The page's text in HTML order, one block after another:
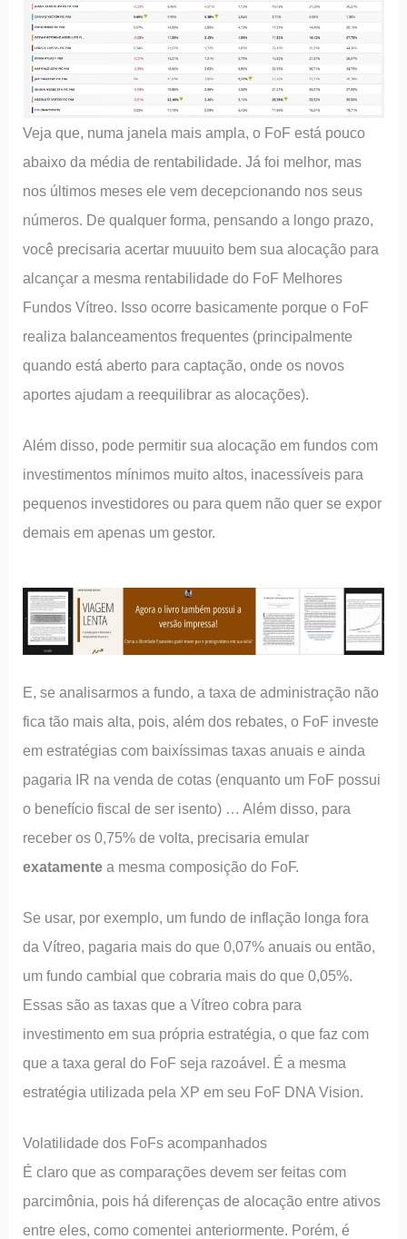
Veja que, numa janela mais ampla, o FoF está pouco
abaixo da média de rentabilidade. Já foi melhor, mas
nos últimos meses ele vem decepcionando nos seus
números. De qualquer forma, pensando a longo prazo,
você precisaria acertar muuuito bem sua alocação para
alcançar a mesma rentabilidade do FoF Melhores
Fundos Vítreo. Isso ocorre basicamente porque o FoF
realiza balanceamentos frequentes (principalmente
quando está aberto para captação, onde os novos
aportes ajudam a reequilibrar as alocações).
Além disso, pode permitir sua alocação em fundos com
investimentos mínimos muito altos, inacessíveis para
pequenos investidores ou para quem não quer se expor
demais em apenas um gestor.
E, se analisarmos a fundo, a taxa de administração não
fica tão mais alta, pois, além dos rebates, o FoF investe
em estratégias com baixíssimas taxas anuais e ainda
pagaria IR na venda de cotas (enquanto um FoF possui
o benefício fiscal de ser isento) … Além disso, para
receber os 0,75% de volta, precisaria emular
exatamentea mesma composição do FoF.
Se usar, por exemplo, um fundo de inflação longa fora
da Vítreo, pagaria mais do que 0,07% anuais ou então,
um fundo cambial que cobraria mais do que 0,05%.
Essas são as taxas que a Vítreo cobra para
investimento em sua própria estratégia, o que faz com
que a taxa geral do FoF seja razoável. É a mesma
estratégia utilizada pela XP em seu FoF DNA Vision.
Volatilidade dos FoFs acompanhados
É claro que as comparações devem ser feitas com
parcimônia, pois há diferenças de alocação entre ativos
entre eles, como comentei anteriormente. Porém, é